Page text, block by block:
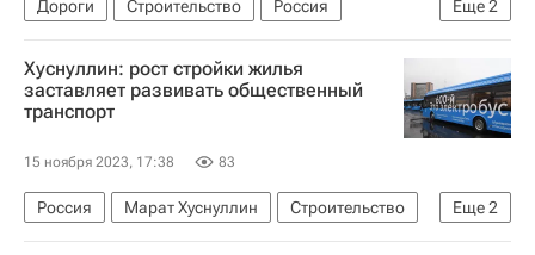
Еще2
Дороги Строительство
Россия
Марат Хуснуллин
Инфраструктура
Хуснуллин: рост стройки жилья
заставляет развивать общественный
транспорт
15 ноября 2023, 17:38 83
Еще2
Россия Марат Хуснуллин
Строительство
Инфраструктура
Общественный транспорт